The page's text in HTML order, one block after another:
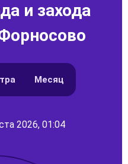
и захода
Месяц
2026, 01:04